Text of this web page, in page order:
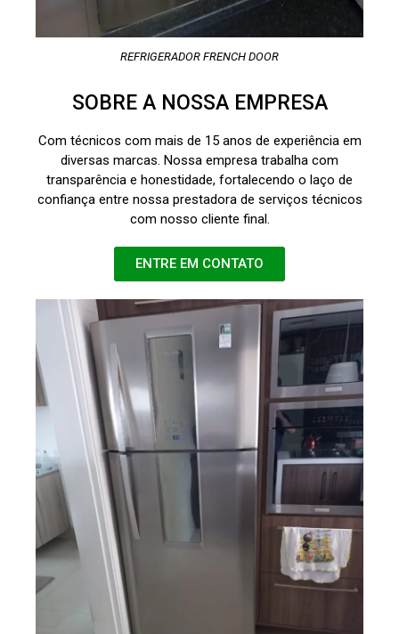
REFRIGERADOR FRENCH DOOR
SOBRE A NOSSA EMPRESA
Com técnicos com mais de 15 anos de experiência em
diversas marcas. Nossa empresa trabalha com
transparência e honestidade, fortalecendo o laço de
confiança entre nossa prestadora de serviços técnicos
com nosso cliente final.
ENTRE EM CONTATO